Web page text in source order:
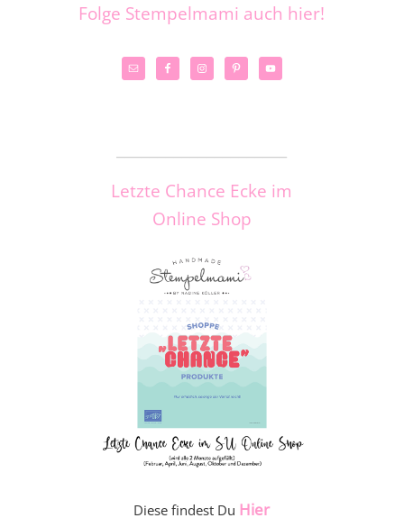
Folge Stempelmami auch hier!
Letzte Chance Ecke im
Online Shop
Diese findest Du Hier